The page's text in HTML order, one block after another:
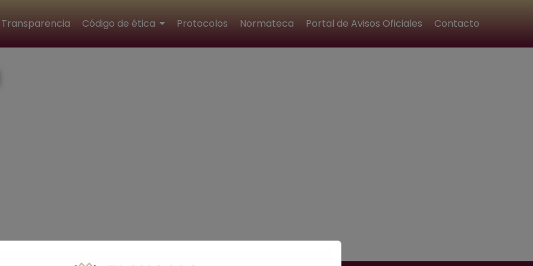
Transparencia Código de ética Protocolos Normateca Portal de Avisos Oficiales Contacto